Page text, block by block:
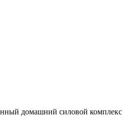
домашний силовой